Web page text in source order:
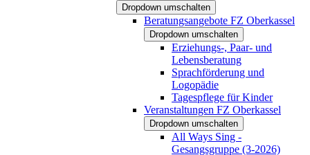
Dropdown umschalten
Beratungsangebote FZ Oberkassel
Dropdown umschalten
Erziehungs-, Paar- und
Lebensberatung
Sprachförderung und
Logopädie
Tagespflege für Kinder
Veranstaltungen FZ Oberkassel
Dropdown umschalten
All Ways Sing -
Gesangsgruppe (3-2026)